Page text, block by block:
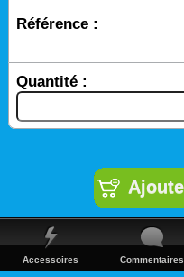
Référence :
Quantité :
Accessoires Commentaires